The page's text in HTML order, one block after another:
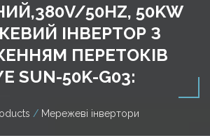
50HZ, 50KW
ІНВЕРТОР З
ПЕРЕТОКІВ
SUN-50K-G03:
Мережеві інвертори